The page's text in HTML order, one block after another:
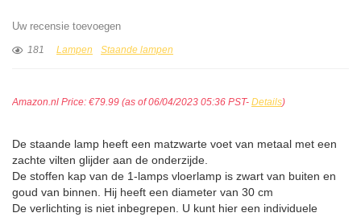
Uw recensie toevoegen
181 Lampen Staande lampen
Amazon.nl Price: €79.99 (as of 06/04/2023 05:36 PST- Details)
De staande lamp heeft een matzwarte voet van metaal met een
zachte vilten glijder aan de onderzijde.
De stoffen kap van de 1-lamps vloerlamp is zwart van buiten en
goud van binnen. Hij heeft een diameter van 30 cm
De verlichting is niet inbegrepen. U kunt hier een individuele